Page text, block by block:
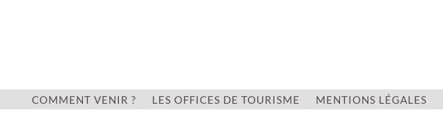
COMMENT VENIR ? LES OFFICES DE TOURISME MENTIONS LÉGALES